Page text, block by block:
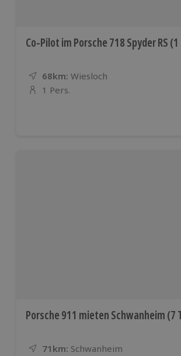
Co-Pilot im Porsche 718 Spyder RS
68km: Entfernung
Standort
Wiesloch
Anzahl der Teilnehmer
1 Pers.
Porsche 911 mieten Schwanheim (7
71km: Entfernung
Standort
Schwanheim